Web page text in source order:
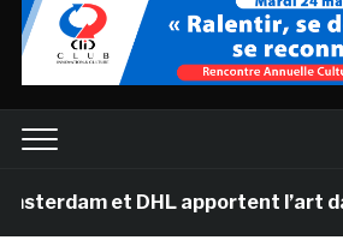
et DHL apportent l’art